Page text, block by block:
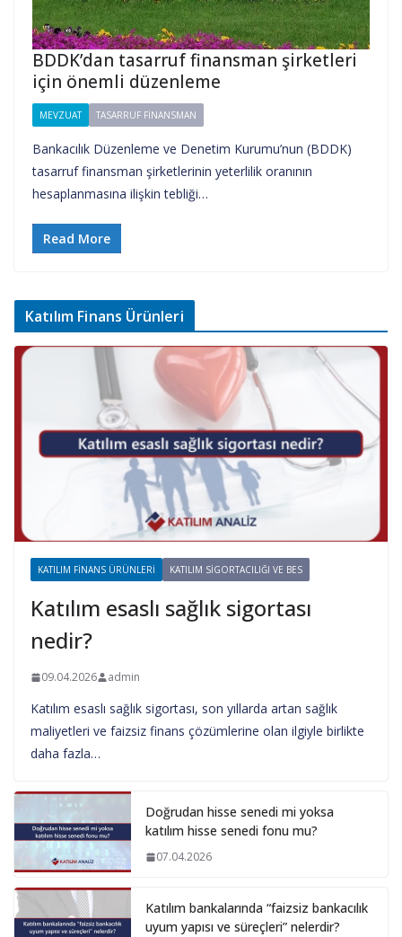
BDDK’dan tasarruf finansman şirketleri
için önemli düzenleme
MEVZUAT TASARRUF FINANSMAN
Bankacılık Düzenleme ve Denetim Kurumu’nun (BDDK)
tasarruf finansman şirketlerinin yeterlilik oranının
hesaplanmasına ilişkin tebliği…
Read More
Katılım Finans Ürünleri
KATILIM FINANS ÜRÜNLERI KATILIM SIGORTACILIĞI VE BES
Katılım esaslı sağlık sigortası
nedir?
09.04.2026 admin
Katılım esaslı sağlık sigortası, son yıllarda artan sağlık
maliyetleri ve faizsiz finans çözümlerine olan ilgiyle birlikte
daha fazla…
Doğrudan hisse senedi mi yoksa
katılım hisse senedi fonu mu?
07.04.2026
Katılım bankalarında “faizsiz bankacılık
uyum yapısı ve süreçleri” nelerdir?